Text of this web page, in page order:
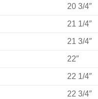
20 3/4″
21 1/4″
21 3/4″
22″
22 1/4″
22 3/4″